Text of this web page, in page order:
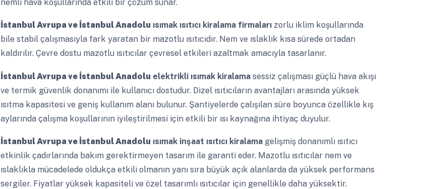
nemli hava koşullarında etkili bir çözüm sunar.
İstanbul Avrupa ve İstanbul Anadolu ısımak ısıtıcı kiralama firmalarızorlu iklim koşullarında
bile stabil çalışmasıyla fark yaratan bir mazotlu ısıtıcıdır. Nem ve ıslaklık kısa sürede ortadan
kaldırılır. Çevre dostu mazotlu ısıtıcılar çevresel etkileri azaltmak amacıyla tasarlanır.
İstanbul Avrupa ve İstanbul Anadolu elektrikli ısımak kiralamasessiz çalışması güçlü hava akışı
ve termik güvenlik donanımı ile kullanıcı dostudur. Dizel ısıtıcıların avantajları arasında yüksek
ısıtma kapasitesi ve geniş kullanım alanı bulunur. Şantiyelerde çalışılan süre boyunca özellikle kış
aylarında çalışma koşullarının iyileştirilmesi için etkili bir ısı kaynağına ihtiyaç duyulur.
İstanbul Avrupa ve İstanbul Anadolu ısımak inşaat ısıtıcı kiralamagelişmiş donanımlı ısıtıcı
etkinlik çadırlarında bakım gerektirmeyen tasarım ile garanti eder. Mazotlu ısıtıcılar nem ve
ıslaklıkla mücadelede oldukça etkili olmanın yanı sıra büyük açık alanlarda da yüksek performans
sergiler. Fiyatlar yüksek kapasiteli ve özel tasarımlı ısıtıcılar için genellikle daha yüksektir.